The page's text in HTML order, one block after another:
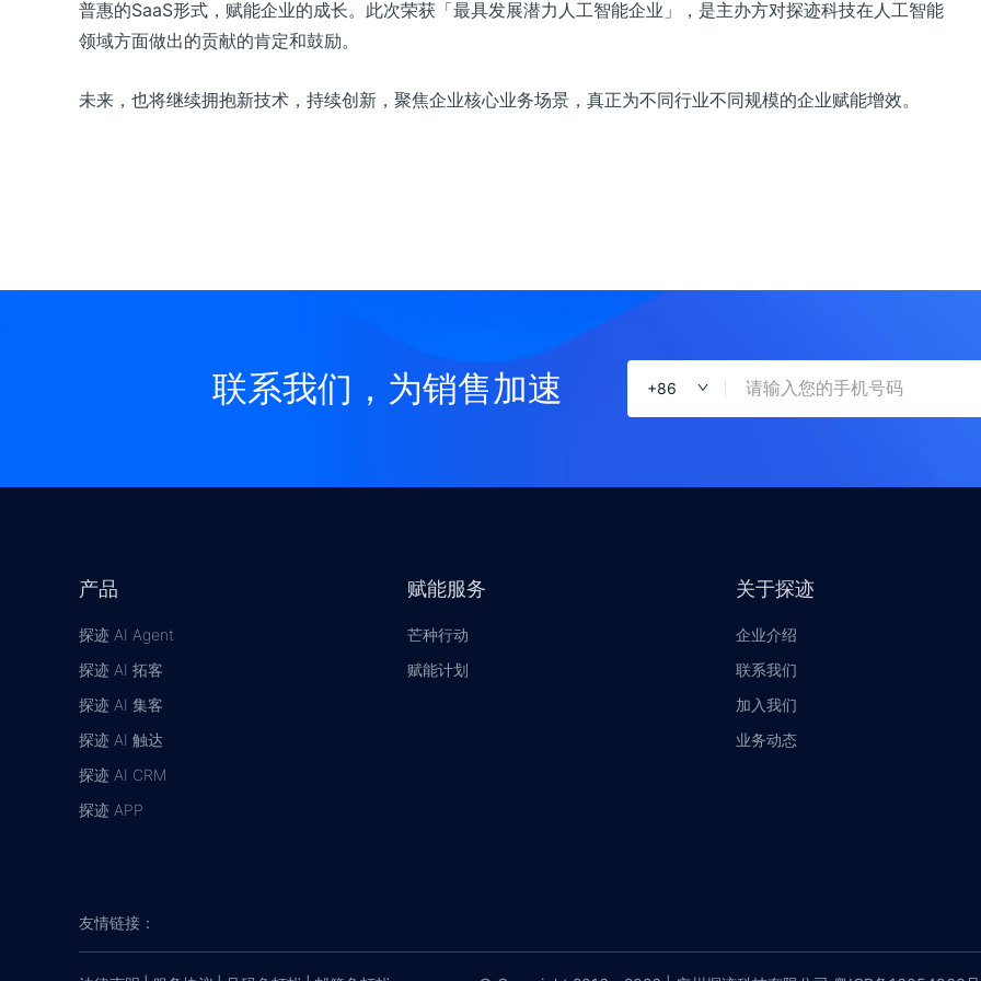
普惠的SaaS形式，赋能企业的成长。此次荣获「最具发展潜力人工智能企业」，是主办方对探迹科技在人工智能
领域方面做出的贡献的肯定和鼓励。
未来，也将继续拥抱新技术，持续创新，聚焦企业核心业务场景，真正为不同行业不同规模的企业赋能增效。
联系我们，为销售加速 +86
产品
探迹 AI Agent
探迹 AI 拓客
探迹 AI 集客
探迹 AI 触达
探迹 AI CRM
探迹 APP
赋能服务
芒种行动
赋能计划
关于探迹
企业介绍
联系我们
加入我们
业务动态
友情链接：